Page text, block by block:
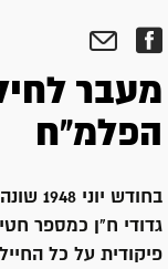
מעבר
הפלמ"ח
גדודי ח"ן כמספר
פיקודית על כל